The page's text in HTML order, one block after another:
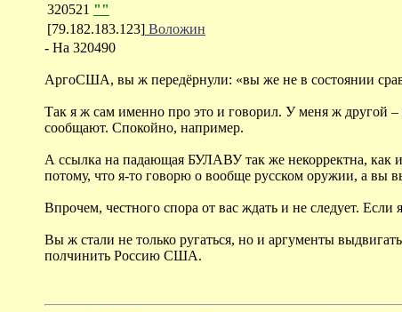
320521 ""
[79.182.183.123] Воложин
- На 320490
АргоСША, вы ж передёрнули: «вы же не в состоянии
Так я ж сам именно про это и говорил. У меня ж другой
сообщают. Спокойно, например.
А ссылка на падающая БУЛАВУ так же некорректна, как
потому, что я-то говорю о вообще русском оружии, а вы
Впрочем, честного спора от вас ждать и не следует.
Вы ж стали не только ругаться, но и аргументы
полчинить Россию США.